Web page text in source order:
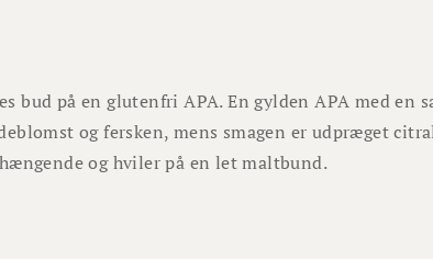
bud på englutenfri APA. En gylden APA med
og fersken, mens smagen er udpræget
og hviler på en let maltbund.